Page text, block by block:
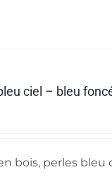
ciel – bleu
bois, perles bleu